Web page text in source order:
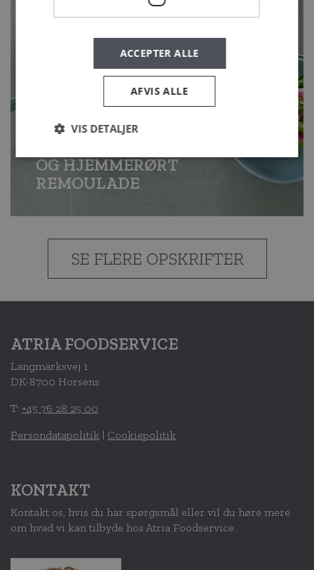
OG HJEMMERØRT
REMOULADE
SE FLERE OPSKRIFTER
ATRIA FOODSERVICE
Langmarksvej 1
DK-8700 Horsens
T: +45 76 28 25 00
Persondatapolitik | Cookiepolitik
KONTAKT
Kontakt os, hvis du har spørgsmål eller vil du høre mere
om hvad vi kan tilbyde hos Atria Foodservice.
ACCEPTER ALLE
AFVIS ALLE
VIS DETALJER